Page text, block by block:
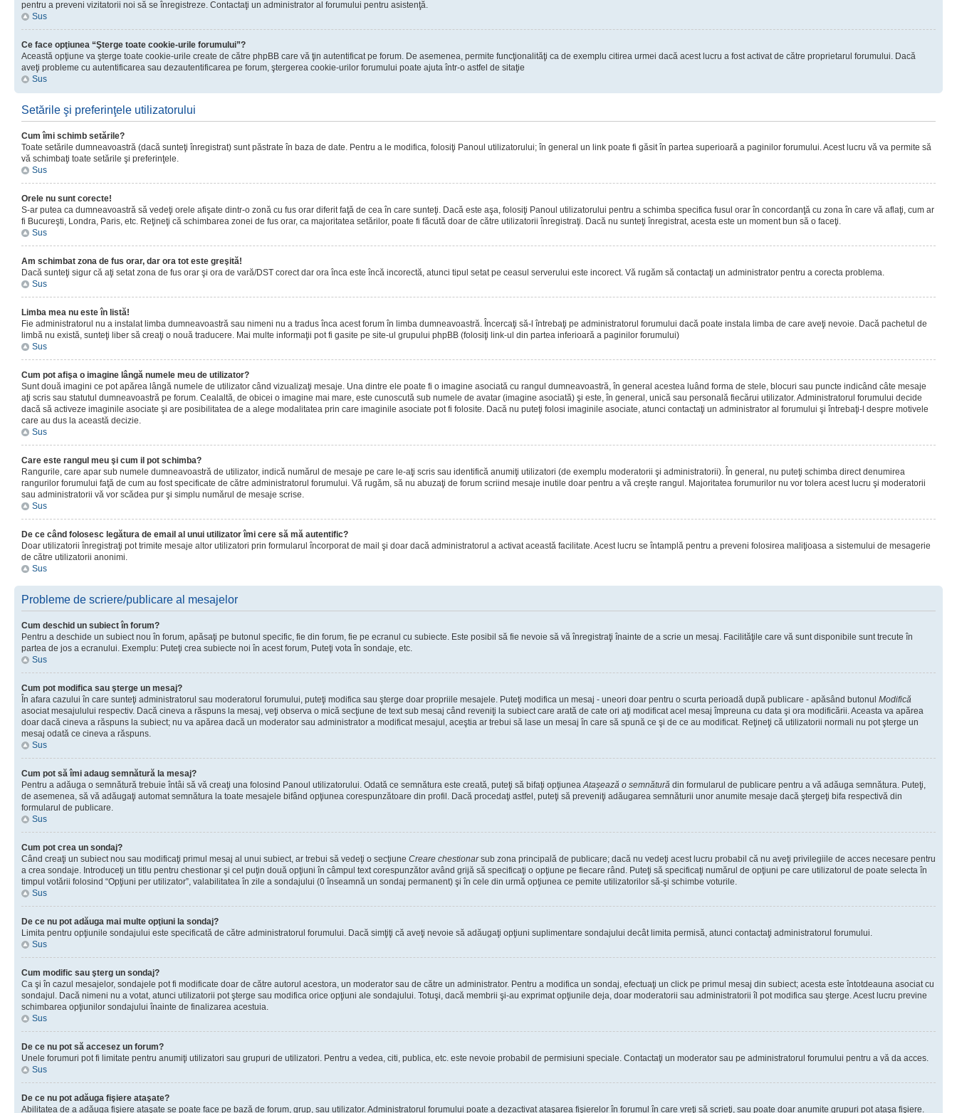
pentru a preveni vizitatorii noi să se înregistreze. Contactaţi un administrator al forumului pentru asistenţă.
Sus
Ce face opţiunea “Şterge toate cookie-urile forumului”?
Această opţiune va şterge toate cookie-urile create de către phpBB care vă ţin autentificat pe forum. De asemenea, permite funcţionalităţi ca de exemplu citirea urmei dacă acest lucru a fost activat de către proprietarul forumului. Dacă
aveţi probleme cu autentificarea sau dezautentificarea pe forum, ştergerea cookie-urilor forumului poate ajuta într-o astfel de sitaţie
Sus
Setările şi preferinţele utilizatorului
Cum îmi schimb setările?
Toate setările dumneavoastră (dacă sunteţi înregistrat) sunt păstrate în baza de date. Pentru a le modifica, folosiţi Panoul utilizatorului; în general un link poate fi găsit în partea superioară a paginilor forumului. Acest lucru vă va permite să
vă schimbaţi toate setările şi preferinţele.
Sus
Orele nu sunt corecte!
S-ar putea ca dumneavoastră să vedeţi orele afişate dintr-o zonă cu fus orar diferit faţă de cea în care sunteţi. Dacă este aşa, folosiţi Panoul utilizatorului pentru a schimba specifica fusul orar în concordanţă cu zona în care vă aflaţi, cum ar
fi Bucureşti, Londra, Paris, etc. Reţineţi că schimbarea zonei de fus orar, ca majoritatea setărilor, poate fi făcută doar de către utilizatorii înregistraţi. Dacă nu sunteţi înregistrat, acesta este un moment bun să o faceţi.
Sus
Am schimbat zona de fus orar, dar ora tot este greşită!
Dacă sunteţi sigur că aţi setat zona de fus orar şi ora de vară/DST corect dar ora înca este încă incorectă, atunci tipul setat pe ceasul serverului este incorect. Vă rugăm să contactaţi un administrator pentru a corecta problema.
Sus
Limba mea nu este în listă!
Fie administratorul nu a instalat limba dumneavoastră sau nimeni nu a tradus înca acest forum în limba dumneavoastră. Încercaţi să-l întrebaţi pe administratorul forumului dacă poate instala limba de care aveţi nevoie. Dacă pachetul de
limbă nu există, sunteţi liber să creaţi o nouă traducere. Mai multe informaţii pot fi gasite pe site-ul grupului phpBB (folosiţi link-ul din partea inferioară a paginilor forumului)
Sus
Cum pot afişa o imagine lângă numele meu de utilizator?
Sunt două imagini ce pot apărea lângă numele de utilizator când vizualizaţi mesaje. Una dintre ele poate fi o imagine asociată cu rangul dumneavoastră, în general acestea luând forma de stele, blocuri sau puncte indicând câte mesaje
aţi scris sau statutul dumneavoastră pe forum. Cealaltă, de obicei o imagine mai mare, este cunoscută sub numele de avatar (imagine asociată) şi este, în general, unică sau personală fiecărui utilizator. Administratorul forumului decide
dacă să activeze imaginile asociate şi are posibilitatea de a alege modalitatea prin care imaginile asociate pot fi folosite. Dacă nu puteţi folosi imaginile asociate, atunci contactaţi un administrator al forumului şi întrebaţi-l despre motivele
care au dus la această decizie.
Sus
Care este rangul meu şi cum il pot schimba?
Rangurile, care apar sub numele dumneavoastră de utilizator, indică numărul de mesaje pe care le-aţi scris sau identifică anumiţi utilizatori (de exemplu moderatorii şi administratorii). În general, nu puteţi schimba direct denumirea
rangurilor forumului faţă de cum au fost specificate de către administratorul forumului. Vă rugăm, să nu abuzaţi de forum scriind mesaje inutile doar pentru a vă creşte rangul. Majoritatea forumurilor nu vor tolera acest lucru şi moderatorii
sau administratorii vă vor scădea pur şi simplu numărul de mesaje scrise.
Sus
De ce când folosesc legătura de email al unui utilizator îmi cere să mă autentific?
Doar utilizatorii înregistraţi pot trimite mesaje altor utilizatori prin formularul încorporat de mail şi doar dacă administratorul a activat această facilitate. Acest lucru se întamplă pentru a preveni folosirea maliţioasa a sistemului de mesagerie
de către utilizatorii anonimi.
Sus
Probleme de scriere/publicare al mesajelor
Cum deschid un subiect în forum?
Pentru a deschide un subiect nou în forum, apăsaţi pe butonul specific, fie din forum, fie pe ecranul cu subiecte. Este posibil să fie nevoie să vă înregistraţi înainte de a scrie un mesaj. Facilităţile care vă sunt disponibile sunt trecute în
partea de jos a ecranului. Exemplu: Puteţi crea subiecte noi în acest forum, Puteţi vota în sondaje, etc.
Sus
Cum pot modifica sau şterge un mesaj?
În afara cazului în care sunteţi administratorul sau moderatorul forumului, puteţi modifica sau şterge doar propriile mesajele. Puteţi modifica un mesaj - uneori doar pentru o scurta perioadă după publicare - apăsând butonul Modifică
asociat mesajulului respectiv. Dacă cineva a răspuns la mesaj, veţi observa o mică secţiune de text sub mesaj când reveniţi la subiect care arată de cate ori aţi modificat acel mesaj împreuna cu data şi ora modificării. Aceasta va apărea
doar dacă cineva a răspuns la subiect; nu va apărea dacă un moderator sau administrator a modificat mesajul, aceştia ar trebui să lase un mesaj în care să spună ce şi de ce au modificat. Reţineţi că utilizatorii normali nu pot şterge un
mesaj odată ce cineva a răspuns.
Sus
Cum pot să îmi adaug semnătură la mesaj?
Pentru a adăuga o semnătură trebuie întâi să vă creaţi una folosind Panoul utilizatorului. Odată ce semnătura este creată, puteţi să bifaţi opţiuneaAtaşează o semnătură din formularul de publicare pentru a vă adăuga semnătura. Puteţi,
de asemenea, să vă adăugaţi automat semnătura la toate mesajele bifând opţiunea corespunzătoare din profil. Dacă procedaţi astfel, puteţi să preveniţi adăugarea semnăturii unor anumite mesaje dacă ştergeţi bifa respectivă din
formularul de publicare.
Sus
Cum pot crea un sondaj?
Când creaţi un subiect nou sau modificaţi primul mesaj al unui subiect, ar trebui să vedeţi o secţiune Creare chestionarsub zona principală de publicare; dacă nu vedeţi acest lucru probabil că nu aveţi privilegiile de acces necesare pentru
a crea sondaje. Introduceţi un titlu pentru chestionar şi cel puţin două opţiuni în câmpul text corespunzător având grijă să specificaţi o opţiune pe fiecare rând. Puteţi să specificaţi numărul de opţiuni pe care utilizatorul de poate selecta în
timpul votării folosind “Opţiuni per utilizator”, valabilitatea în zile a sondajului (0 înseamnă un sondaj permanent) şi în cele din urmă opţiunea ce pemite utilizatorilor să-şi schimbe voturile.
Sus
De ce nu pot adăuga mai multe opţiuni la sondaj?
Limita pentru opţiunile sondajului este specificată de către administratorul forumului. Dacă simţiţi că aveţi nevoie să adăugaţi opţiuni suplimentare sondajului decât limita permisă, atunci contactaţi administratorul forumului.
Sus
Cum modific sau şterg un sondaj?
Ca şi în cazul mesajelor, sondajele pot fi modificate doar de către autorul acestora, un moderator sau de către un administrator. Pentru a modifica un sondaj, efectuaţi un click pe primul mesaj din subiect; acesta este întotdeauna asociat cu
sondajul. Dacă nimeni nu a votat, atunci utilizatorii pot şterge sau modifica orice opţiuni ale sondajului. Totuşi, dacă membrii şi-au exprimat opţiunile deja, doar moderatorii sau administratorii îl pot modifica sau şterge. Acest lucru previne
schimbarea opţiunilor sondajului înainte de finalizarea acestuia.
Sus
De ce nu pot să accesez un forum?
Unele forumuri pot fi limitate pentru anumiţi utilizatori sau grupuri de utilizatori. Pentru a vedea, citi, publica, etc. este nevoie probabil de permisiuni speciale. Contactaţi un moderator sau pe administratorul forumului pentru a vă da acces.
Sus
De ce nu pot adăuga fişiere ataşate?
Abilitatea de a adăuga fişiere ataşate se poate face pe bază de forum, grup, sau utilizator. Administratorul forumului poate a dezactivat ataşarea fişierelor în forumul în care vreţi să scrieţi, sau poate doar anumite grupuri pot ataşa fişiere.